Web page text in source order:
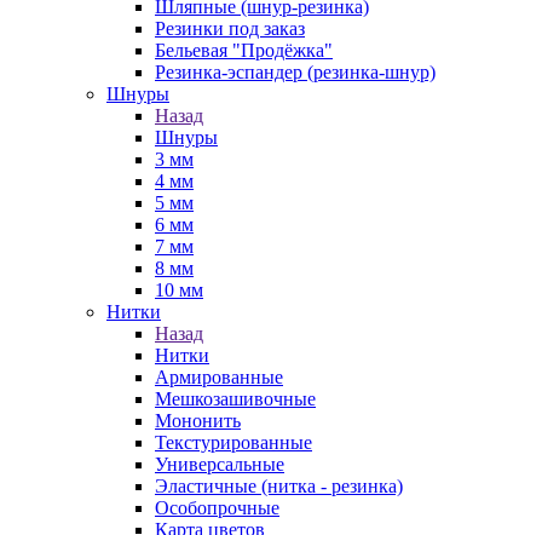
Шляпные (шнур-резинка)
Резинки под заказ
Бельевая "Продёжка"
Резинка-эспандер (резинка-шнур)
Шнуры
Назад
Шнуры
3 мм
4 мм
5 мм
6 мм
7 мм
8 мм
10 мм
Нитки
Назад
Нитки
Армированные
Мешкозашивочные
Мононить
Текстурированные
Универсальные
Эластичные (нитка - резинка)
Особопрочные
Карта цветов